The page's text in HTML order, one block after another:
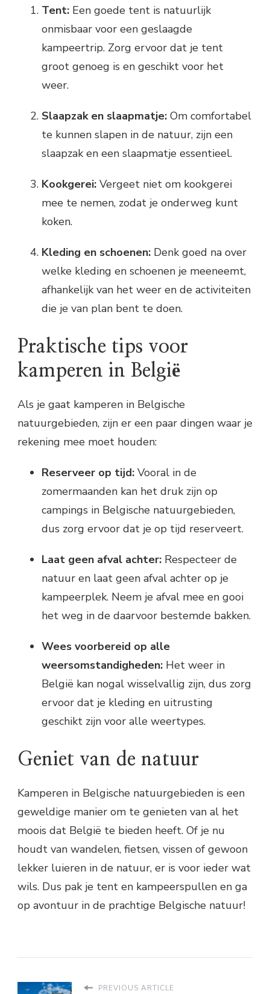
Tent: Een goede tent is natuurlijk
onmisbaar voor een geslaagde
kampeertrip. Zorg ervoor dat je tent
groot genoeg is en geschikt voor het
weer.
Slaapzak en slaapmatje: Om comfortabel
te kunnen slapen in de natuur, zijn een
slaapzak en een slaapmatje essentieel.
Kookgerei: Vergeet niet om kookgerei
mee te nemen, zodat je onderweg kunt
koken.
Kleding en schoenen: Denk goed na over
welke kleding en schoenen je meeneemt,
afhankelijk van het weer en de activiteiten
die je van plan bent te doen.
Praktische tips voor
kamperen in België
Als je gaat kamperen in Belgische
natuurgebieden, zijn er een paar dingen waar je
rekening mee moet houden:
Reserveer op tijd: Vooral in de
zomermaanden kan het druk zijn op
campings in Belgische natuurgebieden,
dus zorg ervoor dat je op tijd reserveert.
Laat geen afval achter: Respecteer de
natuur en laat geen afval achter op je
kampeerplek. Neem je afval mee en gooi
het weg in de daarvoor bestemde bakken.
Wees voorbereid op alle
weersomstandigheden: Het weer in
België kan nogal wisselvallig zijn, dus zorg
ervoor dat je kleding en uitrusting
geschikt zijn voor alle weertypes.
Geniet van de natuur
Kamperen in Belgische natuurgebieden is een
geweldige manier om te genieten van al het
moois dat België te bieden heeft. Of je nu
houdt van wandelen, fietsen, vissen of gewoon
lekker luieren in de natuur, er is voor ieder wat
wils. Dus pak je tent en kampeerspullen en ga
op avontuur in de prachtige Belgische natuur!
PREVIOUS ARTICLE